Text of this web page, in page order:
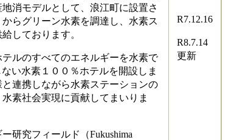
消モデルとして、浪江町に設置さ
らグリーン水素を調達し、水素ス
しております。
ルのすべてのエネルギーを水素で
い水素１００％ホテルを開設しま
連携しながら水素ステーションの
素社会実現に貢献してまいりま
究フィールド（Fukushima
R7.12.16
R8.7.14
更新